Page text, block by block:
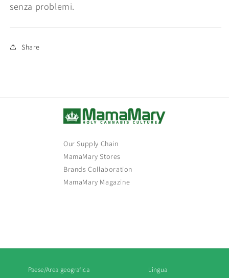
senza problemi.
Share
Our Supply Chain
MamaMary Stores
Brands Collaboration
MamaMary Magazine
Paese/Area geografica Lingua